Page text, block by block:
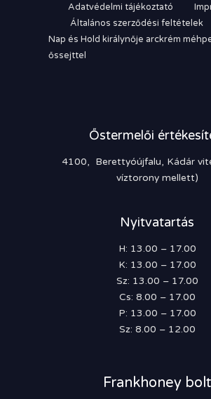
Adatvédelmi tájékoztató
Általános szerződési feltételek
Nap és Hold királynője arckrém
őssejttel
Őstermelői
4100, Berettyóújfalu, Kádár
víztorony mellett)
Nyitvatartás
H: 13.00 – 17.00
K: 13.00 – 17.00
Sz: 13.00 – 17.00
Cs: 8.00 – 17.00
P: 13.00 – 17.00
Sz: 8.00 – 12.00
Frankhoney bolt